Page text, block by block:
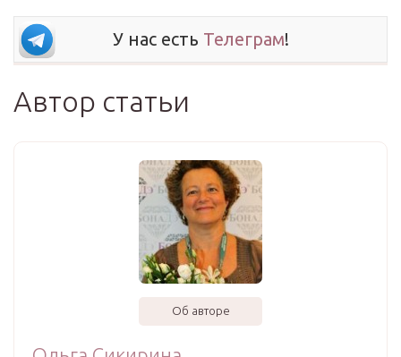
У нас есть Телеграм!
Автор статьи
Об авторе